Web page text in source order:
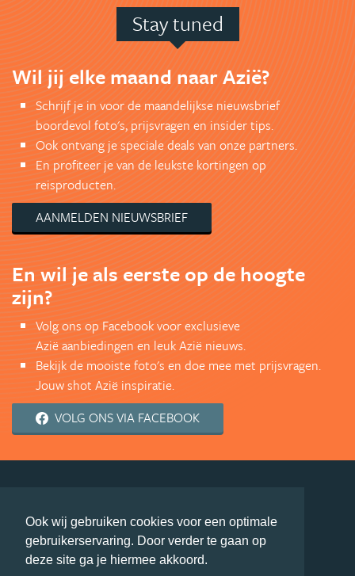
Ook wij gebruiken cookies voor een optimale
gebruikerservaring. Door verder te gaan op
deze site ga je hiermee akkoord.
Stay tuned
Wil jij elke maand naar Azië?
Schrijf je in voor de maandelijkse nieuwsbrief
boordevol foto's, prijsvragen en insider tips.
Ook ontvang je speciale deals van onze partners.
En profiteer je van de leukste kortingen op
reisproducten.
AANMELDEN NIEUWSBRIEF
En wil je als eerste op de hoogte
zijn?
Volg ons op Facebook voor exclusieve
Azië aanbiedingen en leuk Azië nieuws.
Bekijk de mooiste foto's en doe mee met prijsvragen.
Jouw shot Azië inspiratie.
VOLG ONS VIA FACEBOOK
© Getaway Travel| all rights reserved
Adverteren Handige Links
Algemene Voorwaarden